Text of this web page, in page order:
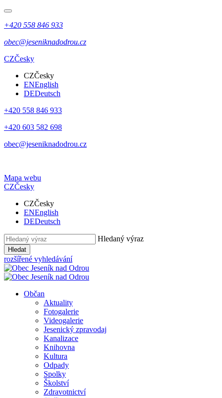
+420 558 846 933
obec@jeseniknadodrou.cz
CZČesky
CZČesky
ENEnglish
DEDeutsch
+420 558 846 933
+420 603 582 698
obec@jeseniknadodrou.cz
Mapa webu
CZČesky
CZČesky
ENEnglish
DEDeutsch
Hledaný výraz
Hledat
rozšířené vyhledávání
Občan
Aktuality
Fotogalerie
Videogalerie
Jesenický zpravodaj
Kanalizace
Knihovna
Kultura
Odpady
Spolky
Školství
Zdravotnictví